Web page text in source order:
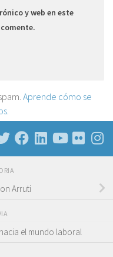
y web en este
Aprende cómo se
Arruti
el mundo laboral